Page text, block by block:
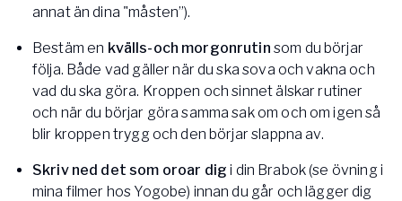
annat än dina "måsten”).
Bestäm en kvälls-och morgonrutin som du börjar
följa. Både vad gäller när du ska sova och vakna och
vad du ska göra. Kroppen och sinnet älskar rutiner
och när du börjar göra samma sak om och om igen så
blir kroppen trygg och den börjar slappna av.
Skriv ned det som oroar dig i din Brabok (se övning i
mina filmer hos Yogobe) innan du går och lägger dig